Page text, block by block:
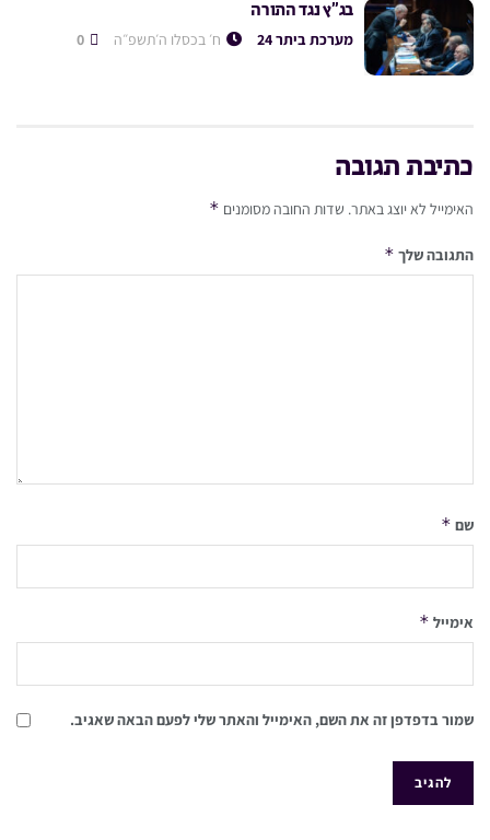
בג”ץ נגד התורה
מערכת ביתר 24 ח׳ בכסלו ה׳תשפ״ה
כתיבת תגובה
האימייל לא יוצג באתר. שדות החובה מסומנים *
התגובה שלך *
שם *
אימייל *
שמור בדפדפן זה את השם, האימייל והאתר שלי לפעם הבאה שאגיב.